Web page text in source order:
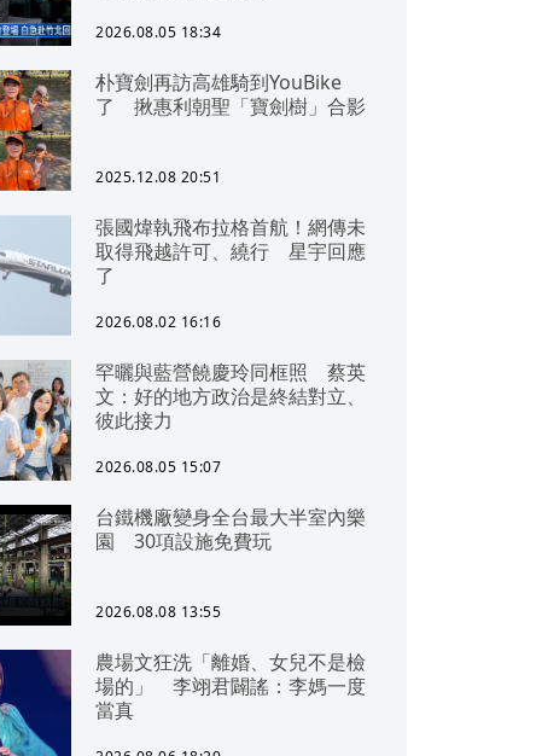
2026.08.05 18:34
朴寶劍再訪高雄騎到YouBike
了 揪惠利朝聖「寶劍樹」合影
2025.12.08 20:51
張國煒執飛布拉格首航！網傳未
取得飛越許可、繞行 星宇回應
了
2026.08.02 16:16
罕曬與藍營饒慶玲同框照 蔡英
文：好的地方政治是終結對立、
彼此接力
2026.08.05 15:07
台鐵機廠變身全台最大半室內樂
園 30項設施免費玩
2026.08.08 13:55
農場文狂洗「離婚、女兒不是檢
場的」 李翊君闢謠：李媽一度
當真